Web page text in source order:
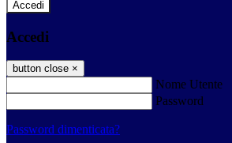
Accedi
Accedi
button close ×
Nome Utente
Password
Password dimenticata?